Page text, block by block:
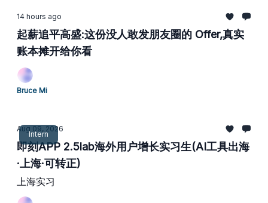
14 hours ago
起薪追平高盛:这份没人敢发朋友圈的 Offer,真实
账本摊开给你看
Bruce Mi
Intern
Aug 09, 2026
即刻APP 2.5lab海外用户增长实习生(AI工具出海
·上海·可转正)
上海实习